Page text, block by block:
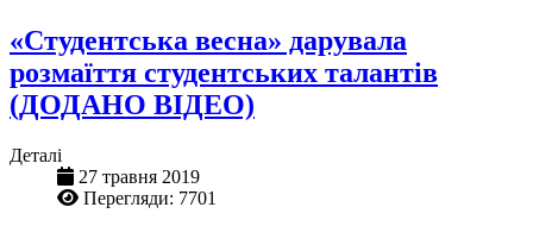
«Студентська весна» дарувала
розмаїття студентських талантів
(ДОДАНО ВІДЕО)
Деталі
27 травня 2019
Перегляди: 7701